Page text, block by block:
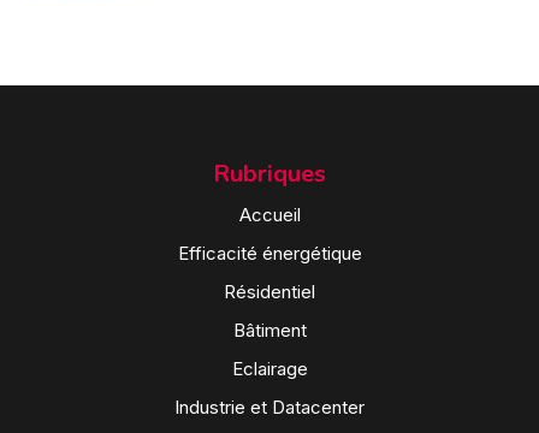
Rubriques
Accueil
Efficacité énergétique
Résidentiel
Bâtiment
Eclairage
Industrie et Datacenter